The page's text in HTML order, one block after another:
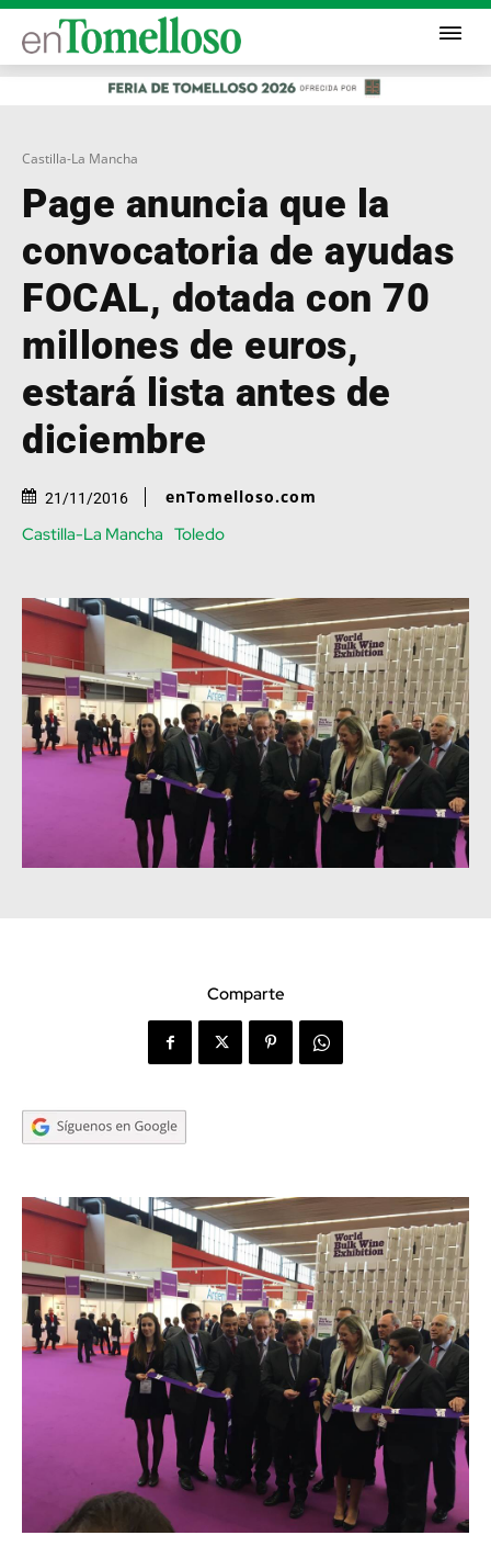
Castilla-La Mancha
Page anuncia que la
convocatoria de ayudas
FOCAL, dotada con 70
millones de euros,
estará lista antes de
diciembre
21/11/2016 enTomelloso.com
Castilla-La Mancha Toledo
Comparte